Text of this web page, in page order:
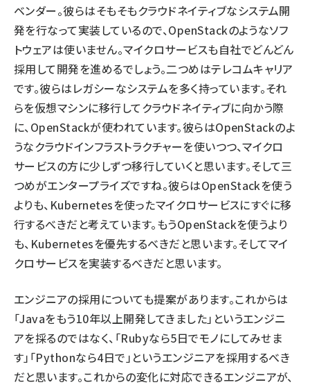
ベンダー。彼らはそもそもクラウドネイティブなシステム開
発を行なって実装しているので、OpenStackのようなソフ
トウェアは使いません。マイクロサービスも自社でどんどん
採用して開発を進めるでしょう。二つめはテレコムキャリア
です。彼らはレガシーなシステムを多く持っています。それ
らを仮想マシンに移行してクラウドネイティブに向かう際
に、OpenStackが使われています。彼らはOpenStackのよ
うなクラウドインフラストラクチャーを使いつつ、マイクロ
サービスの方に少しずつ移行していくと思います。そして三
つめがエンタープライズですね。彼らはOpenStackを使う
よりも、Kubernetesを使ったマイクロサービスにすぐに移
行するべきだと考えています。もうOpenStackを使うより
も、Kubernetesを優先するべきだと思います。そしてマイ
クロサービスを実装するべきだと思います。
エンジニアの採用についても提案があります。これからは
「Javaをもう10年以上開発してきました」というエンジニ
アを採るのではなく、「Rubyなら5日でモノにしてみせま
す」「Pythonなら4日で」というエンジニアを採用するべき
だと思います。これからの変化に対応できるエンジニアが、